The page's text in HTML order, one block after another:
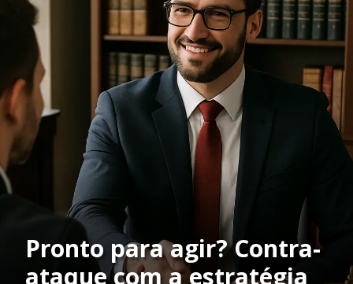
Pronto para agir? Contra-
ataque com a estratégia